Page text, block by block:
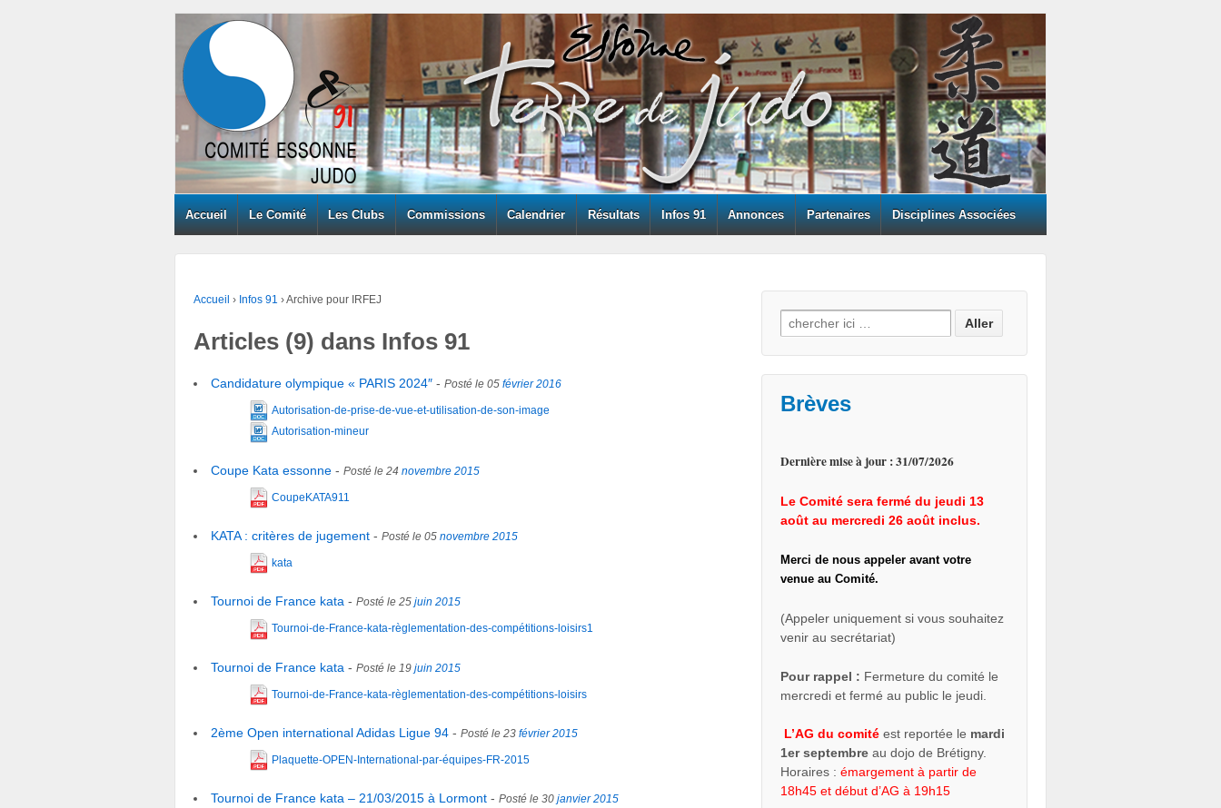
Accueil Le Comité Les Clubs Commissions Calendrier Résultats Infos 91 Annonces Partenaires Disciplines Associées
Accueil › Infos 91 ›Archive pour IRFEJ
Articles (9) dans Infos 91
Candidature olympique « PARIS 2024″ - Posté le 05 février 2016
Autorisation-de-prise-de-vue-et-utilisation-de-son-image
Autorisation-mineur
Coupe Kata essonne - Posté le 24 novembre 2015
CoupeKATA911
KATA : critères de jugement - Posté le 05 novembre 2015
kata
Tournoi de France kata - Posté le 25 juin 2015
Tournoi-de-France-kata-règlementation-des-compétitions-loisirs1
Tournoi de France kata - Posté le 19 juin 2015
Tournoi-de-France-kata-règlementation-des-compétitions-loisirs
2ème Open international Adidas Ligue 94 - Posté le 23 février 2015
Plaquette-OPEN-International-par-équipes-FR-2015
Tournoi de France kata – 21/03/2015 à Lormont - Posté le 30 janvier 2015
Search for:
Brèves
Dernière mise à jour : 31/07/2026
Le Comité sera fermé du jeudi 13
août au mercredi 26 août inclus.
Merci de nous appeler avant votre
venue au Comité.
(Appeler uniquement si vous souhaitez
venir au secrétariat)
Pour rappel : Fermeture du comité le
mercredi et fermé au public le jeudi.
L’AG du comité est reportée le mardi
1er septembre au dojo de Brétigny.
Horaires :émargement à partir de
18h45 et début d’AG à 19h15